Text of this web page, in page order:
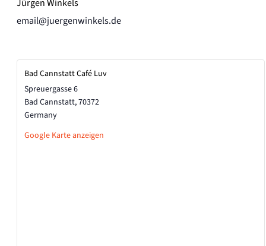
Jürgen Winkels
email@juergenwinkels.de
Bad Cannstatt Café Luv
Spreuergasse 6
Bad Cannstatt,70372
Germany
Google Karte anzeigen